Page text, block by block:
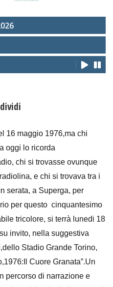
16 maggio 1976,ma chi
oggi lo ricorda
chi si trovasse ovunque
e chi si trovava tra i
serata, a Superga, per
per questo cinquantesimo
tricolore, si terrà lunedi 18
invito, nella suggestiva
Stadio Grande Torino,
Cuore Granata”.Un
percorso di narrazione e